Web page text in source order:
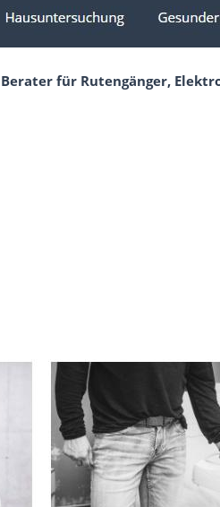
für Rutengänger,